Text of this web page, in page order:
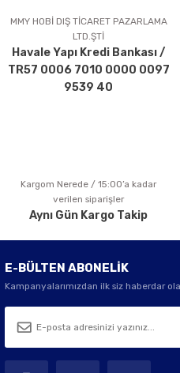
Ürün açıklamasında eksik
Ürün bilgilerinde hatalar
Ürün fiyatı diğer sitelerden daha
Bu ürüne benzer farklı
MMY HOBİ DIŞ TİCARET PAZARLAMA
LTD.ŞTİ
Havale Yapı Kredi Bankası /
TR57 0006 7010 0000 0097
9539 40
Kargom Nerede / 15:00’a kadar
verilen siparişler
Aynı Gün Kargo Takip
E-BÜLTEN ABONELİK
Kampanyalarımızdan ilk siz haberdar